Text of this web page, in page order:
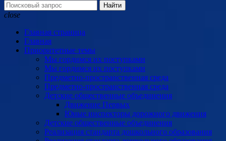
Найти
close
Главная страница
Главная
Приоритетные темы
Мы гордимся их поступками
Мы гордимся их поступками
Предметно-пространственная среда
Предметно-пространственная среда
Детские общественные объединения
Движение Первых
Юные инспекторы дорожного движения
Детские общественные объединения
Реализация стандарта дошкольного образования